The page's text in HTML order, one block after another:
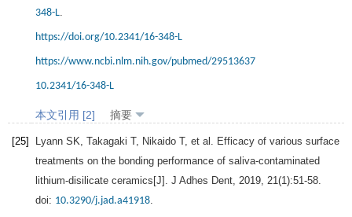
348-L
https://doi.org/10.2341/16-348-L
https://www.ncbi.nlm.nih.gov/pubmed/29513637
10.2341/16-348-L
本文引用 [2] 摘要
[25] Lyann SK Takagaki T, Nikaido T, et al. Efficacy of various surface
treatments on the bonding performance of saliva-contaminated
lithium-disilicate ceramics[J]. J Adhes Dent 2019 21(1):51-58.
doi: 10.3290/j.jad.a41918